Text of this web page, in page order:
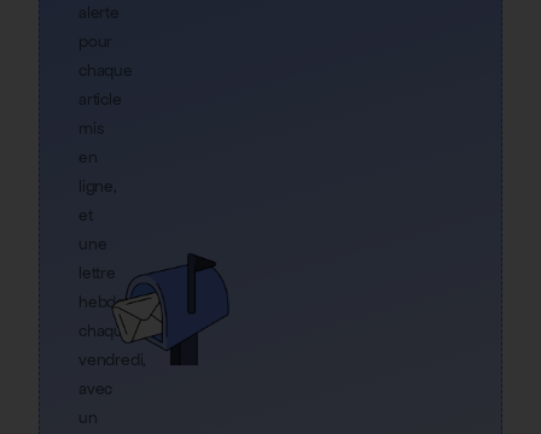
alerte
pour
chaque
article
mis
en
ligne,
et
une
lettre
hebdo
chaque
vendredi,
avec
un